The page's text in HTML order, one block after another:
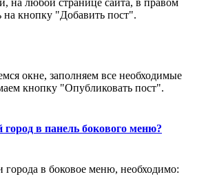
на кнопку "Добавить пост".
окне, заполняем все необходимые
кнопку "Опубликовать пост".
город в панель бокового меню?
города в боковое меню, необходимо: